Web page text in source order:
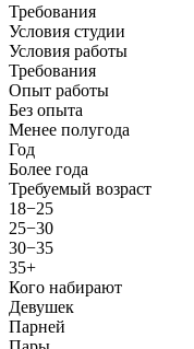
Требования
Условия студии
Условия работы
Требования
Опыт работы
Без опыта
Менее полугода
Год
Более года
Требуемый возраст
18−25
25−30
30−35
35+
Кого набирают
Девушек
Парней